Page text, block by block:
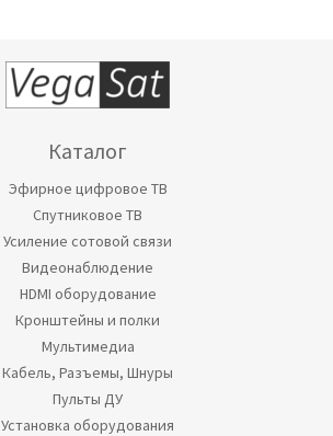
Каталог
Эфирное цифровое ТВ
Спутниковое ТВ
Усиление сотовой связи
Видеонаблюдение
HDMI оборудование
Кронштейны и полки
Мультимедиа
Кабель, Разъемы, Шнуры
Пульты ДУ
Установка оборудования